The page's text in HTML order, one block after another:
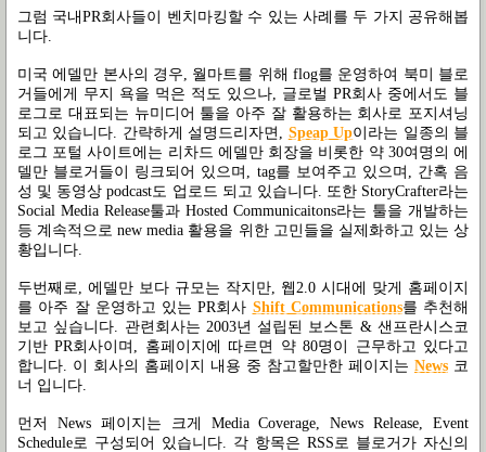
그럼 국내PR회사들이 벤치마킹할 수 있는 사례를 두 가지 공유해봅
니다.
미국 에델만 본사의 경우, 월마트를 위해 flog를 운영하여 북미 블로
거들에게 무지 욕을 먹은 적도 있으나, 글로벌 PR회사 중에서도 블
로그로 대표되는 뉴미디어 툴을 아주 잘 활용하는 회사로 포지셔닝
되고 있습니다. 간략하게 설명드리자면, Speap Up이라는 일종의 블
로그 포털 사이트에는 리차드 에델만 회장을 비롯한 약 30여명의 에
델만 블로거들이 링크되어 있으며, tag를 보여주고 있으며, 간혹 음
성 및 동영상 podcast도 업로드 되고 있습니다. 또한 StoryCrafter라는
Social Media Release툴과 Hosted Communicaitons라는 툴을 개발하는
등 계속적으로 new media 활용을 위한 고민들을 실제화하고 있는 상
황입니다.
두번째로, 에델만 보다 규모는 작지만, 웹2.0 시대에 맞게 홈페이지
를 아주 잘 운영하고 있는 PR회사 Shift Communications를 추천해
보고 싶습니다. 관련회사는 2003년 설립된 보스톤 & 샌프란시스코
기반 PR회사이며, 홈페이지에 따르면 약 80명이 근무하고 있다고
합니다. 이 회사의 홈페이지 내용 중 참고할만한 페이지는 News 코
너 입니다.
먼저 News 페이지는 크게 Media Coverage, News Release, Event
Schedule로 구성되어 있습니다. 각 항목은 RSS로 블로거가 자신의